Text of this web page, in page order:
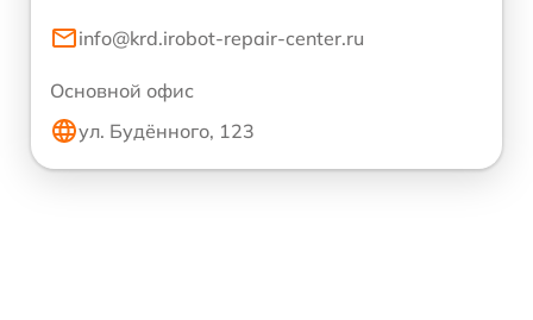
info@krd.irobot-repair-center.ru
Основной офис
ул. Будённого, 123